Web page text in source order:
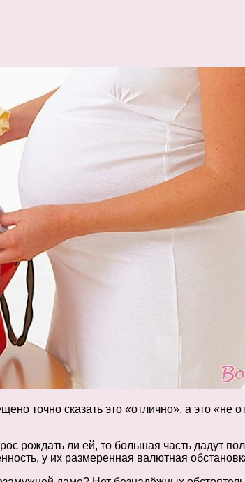
точно сказать это «отлично», а это «не
рождать ли ей, то большая часть дадут
у их размеренная валютная